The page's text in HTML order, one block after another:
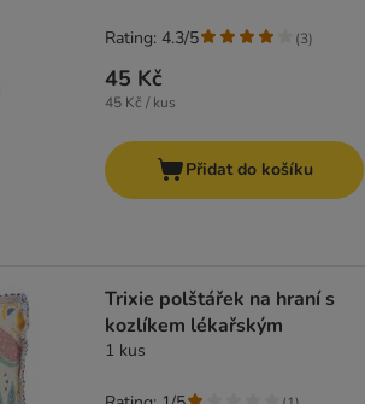
45 Kč
45 Kč / kus
Rating: 4.3/5 (3)
Přidat do košíku
Trixie polštářek na hraní s
kozlíkem lékařským
1 kus